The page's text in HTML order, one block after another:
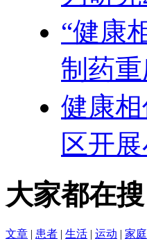
“健康
制药
健康
区开
大家都在搜
文章 | 患者 | 生活 | 运动 | 家庭